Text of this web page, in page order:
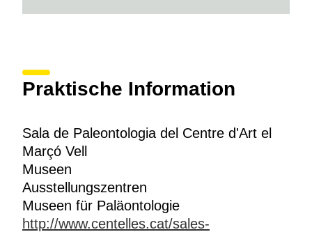
Praktische Information
Sala de Paleontologia del Centre d'Art el
Marçó Vell
Museen
Ausstellungszentren
Museen für Paläontologie
http://www.centelles.cat/sales-